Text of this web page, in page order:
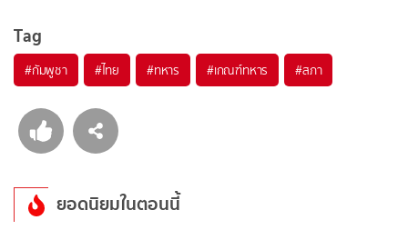
Tag
#กัมพูชา #ไทย #ทหาร #เกณฑ์ทหาร #สภา
ยอดนิยมในตอนนี้